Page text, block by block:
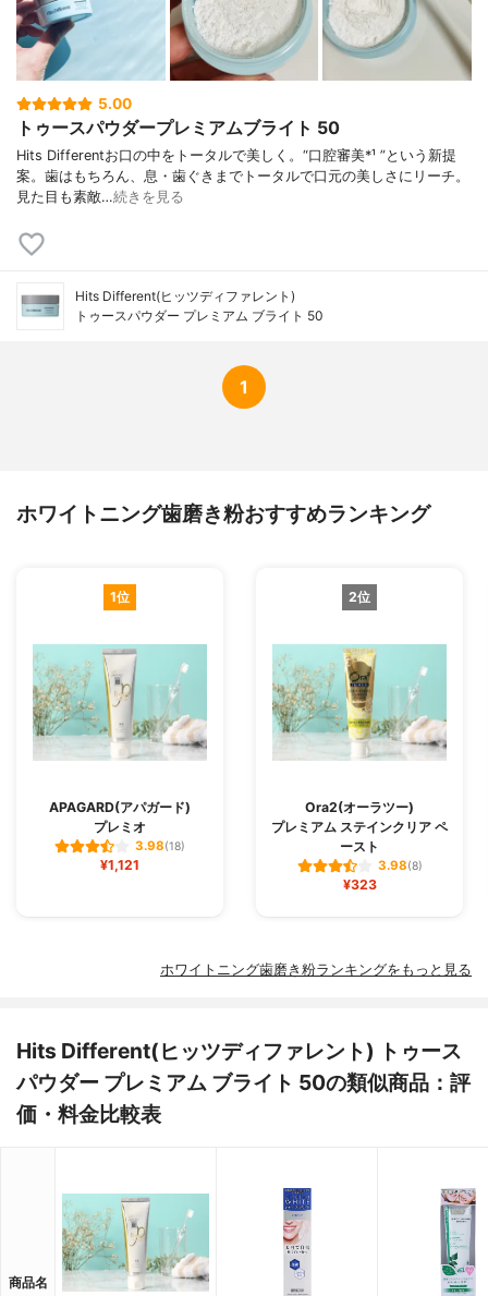
5.00
トゥースパウダープレミアムブライト 50
Hits Differentお口の中をトータルで美しく。“口腔審美*¹ ”という新提
案。歯はもちろん、息・歯ぐきまでトータルで口元の美しさにリーチ。
見た目も素敵…続きを見る
Hits Different(ヒッツディファレント)
トゥースパウダー プレミアム ブライト 50
1
ホワイトニング歯磨き粉おすすめランキング
1位
APAGARD(アパガード)
プレミオ
3.98(18)
¥1,121
2位
Ora2(オーラツー)
プレミアム ステインクリア ペ
ースト
3.98(8)
¥323
ホワイトニング歯磨き粉ランキングをもっと見る
Hits Different(ヒッツディファレント) トゥース
パウダー プレミアム ブライト 50の類似商品：評
価・料金比較表
商品名